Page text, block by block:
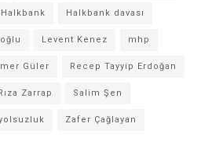
Halkbank Halkbank davası
Levent Kenez mhp
Güler Recep Tayyip Erdoğan
Zarrap Salim Şen
Zafer Çağlayan